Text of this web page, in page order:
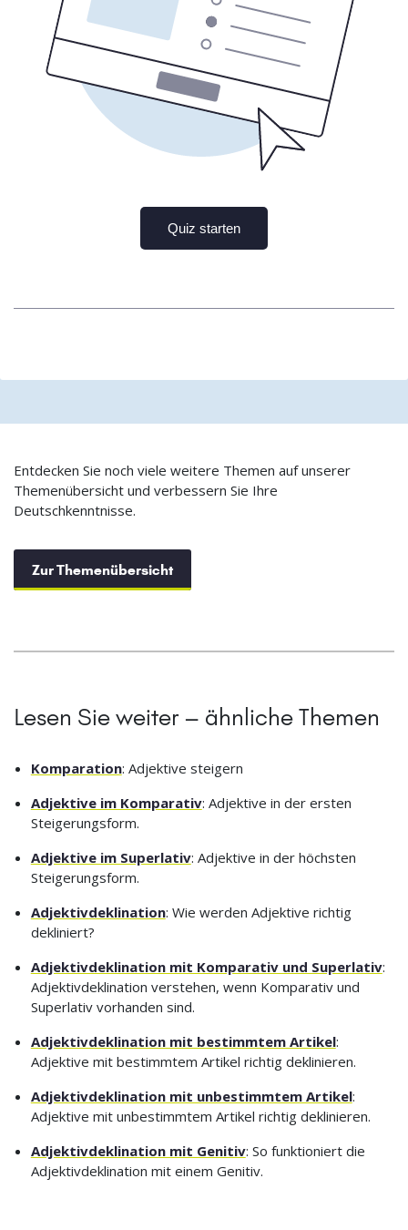
Entdecken Sie noch viele weitere Themen auf unserer
Themenübersicht und verbessern Sie Ihre
Deutschkenntnisse.
Zur Themenübersicht
Lesen Sie weiter – ähnliche Themen
Komparation: Adjektive steigern
Adjektive im Komparativ: Adjektive in der ersten
Steigerungsform.
Adjektive im Superlativ: Adjektive in der höchsten
Steigerungsform.
Adjektivdeklination: Wie werden Adjektive richtig
dekliniert?
Adjektivdeklination mit Komparativ und Superlativ:
Adjektivdeklination verstehen, wenn Komparativ und
Superlativ vorhanden sind.
Adjektivdeklination mit bestimmtem Artikel:
Adjektive mit bestimmtem Artikel richtig deklinieren.
Adjektivdeklination mit unbestimmtem Artikel:
Adjektive mit unbestimmtem Artikel richtig deklinieren.
Adjektivdeklination mit Genitiv: So funktioniert die
Adjektivdeklination mit einem Genitiv.